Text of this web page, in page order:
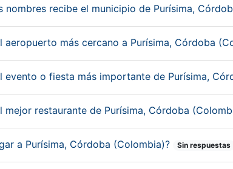
nombres recibe el municipio de Purísima,
aeropuerto más cercano a Purísima, Córdoba
evento o fiesta más importante de Purísima,
mejor restaurante de Purísima, Córdoba
a Purísima, Córdoba (Colombia)? Sin respuestas